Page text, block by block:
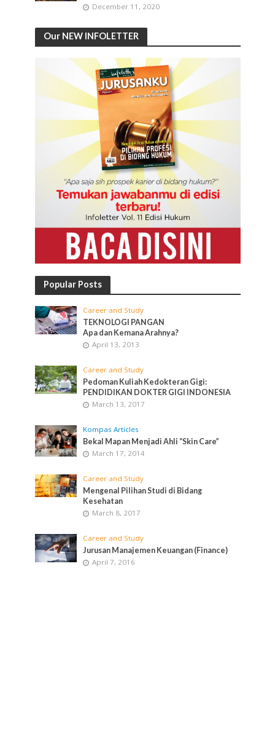
December 11, 2020
Our NEW INFOLETTER
Popular Posts
Career and Study
TEKNOLOGI PANGAN
Apa dan Kemana Arahnya?
April 13, 2013
Career and Study
Pedoman Kuliah Kedokteran Gigi:
PENDIDIKAN DOKTER GIGI INDONESIA
March 13, 2017
Kompas Articles
Bekal Mapan Menjadi Ahli “Skin Care”
March 17, 2014
Career and Study
Mengenal Pilihan Studi di Bidang
Kesehatan
March 8, 2017
Career and Study
Jurusan Manajemen Keuangan (Finance)
April 7, 2016